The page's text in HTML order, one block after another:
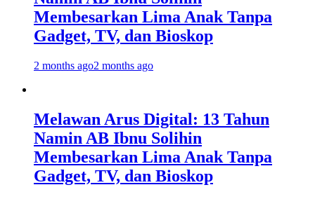
Membesarkan Lima Anak Tanpa
Gadget, TV, dan Bioskop
2 months ago2 months ago
Melawan Arus Digital: 13 Tahun
Namin AB Ibnu Solihin
Membesarkan Lima Anak Tanpa
Gadget, TV, dan Bioskop